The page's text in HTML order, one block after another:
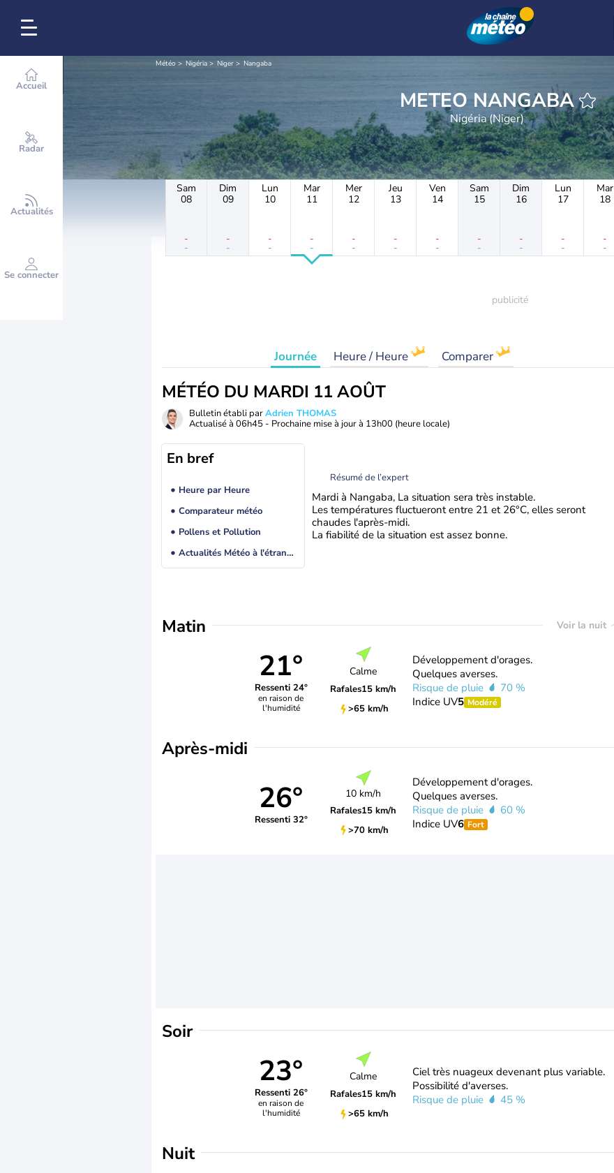
Accueil
Radar
Actualités
Se connecter
Météo Nigéria Niger Nangaba
METEO NANGABA
Nigéria (Niger)
Sam
08
-
-
Dim
09
-
-
Lun
10
-
-
Mar
11
-
-
Mer
12
-
-
Jeu
13
-
-
Ven
14
-
-
Sam
15
-
-
Dim
16
-
-
Lun
17
-
-
Mar
18
-
-
Journée Heure / Heure Comparer
MÉTÉO DU MARDI 11 AOÛT
Bulletin établi parAdrien THOMAS
Actualisé à 06h45 - Prochaine mise à jour à 13h00 (heure locale)
En bref
Heure par Heure
Comparateur météo
Pollens et Pollution
Actualités Météo à l'étranger
Résumé de l’expert
Mardi à Nangaba, La situation sera très instable.
Les températures fluctueront entre 21 et 26°C, elles seront
chaudes l'après-midi.
La fiabilité de la situation est assez bonne.
Matin Voir la nuit
21°
Ressenti 24°
en raison de
l'humidité
Calme
Rafales15 km/h
>65 km/h
Développement d'orages.
Quelques averses.
Risque de pluie
70 %
Indice UV5 Modéré
Après-midi
26°
Ressenti 32°
10 km/h
Rafales15 km/h
>70 km/h
Développement d'orages.
Quelques averses.
Risque de pluie
60 %
Indice UV6 Fort
Soir
23°
Ressenti 26°
en raison de
l'humidité
Calme
Rafales15 km/h
>65 km/h
Ciel très nuageux devenant plus variable.
Possibilité d'averses.
Risque de pluie
45 %
Nuit